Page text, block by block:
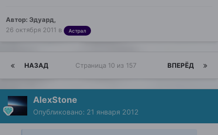
Автор: Эдуард,
26 октября 2011 в Астрал
НАЗАД ВПЕРЁД
Страница 10 из 157
AlexStone
Опубликовано: 21 января 2012